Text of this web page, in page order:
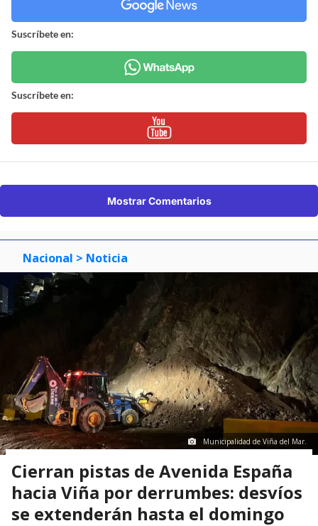
Suscríbete en:
Suscríbete en:
Mostrar Comentarios
Nacional > Noticia
Municipalidad de Viña del Mar.
Cierran pistas de Avenida España
hacia Viña por derrumbes: desvíos
se extenderán hasta el domingo